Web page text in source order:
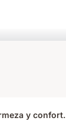
y confort.